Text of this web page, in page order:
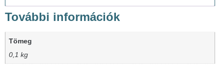
További információk
Tömeg
0,1 kg